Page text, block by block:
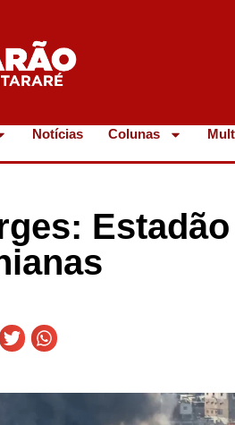
Notícias Colunas